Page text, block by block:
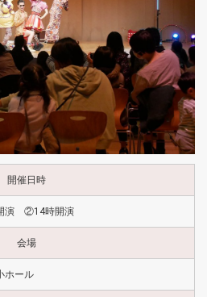
開催日時
演 ②14時開演
会場
ホール